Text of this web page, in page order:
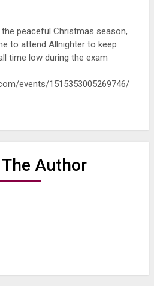
peaceful Christmas season,
to attend Allnighter to keep
time low during the exam
events/1515353005269746/
Author